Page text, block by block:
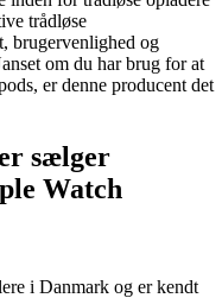
trådløse
brugervenlighed og
om du har brug for at
er denne producent det
sælger
Watch
i Danmark og er kendt